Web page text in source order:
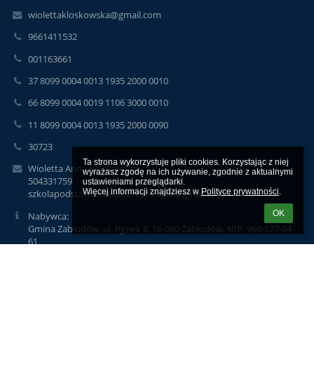
Ta strona wykorzystuje pliki cookies. Korzystając z niej
wyrażasz zgodę na ich używanie, zgodnie z aktualnymi
ustawieniami przeglądarki.
Więcej informacji znajdziesz w Polityce prywatności.
OK
wiolettakloskowska@gmail.com
9661411532
001163661
37 8099 0004 0013 1935 2000 0010
66 8099 0004 0019 1106 3000 0010
11 8099 0004 0013 1935 2000 0090
30723
Wioletta Anna Kłoskowska
504331759
szkolapodstawowawdobrzyniowce@gmail.com
Nabywca:
Gmina Zabłudów, ul. Rynek 8, 16-060 Zabłudów, NIP: 966-177-04-
61